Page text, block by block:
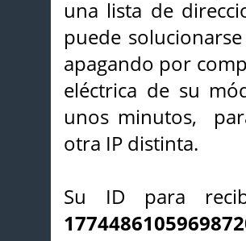
una lista de
puede
apagando por
eléctrica de su
unos minutos,
otra IP distinta.
Su ID para